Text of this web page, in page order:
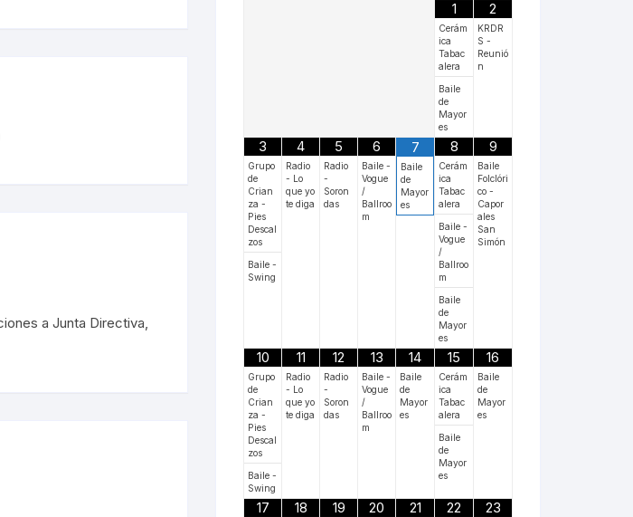
a Junta Directiva,
1
Cerám
ica
Tabac
alera
Baile
de
Mayor
es
2
KRDR
S -
Reunió
n
3
Grupo
de
Crian
za -
Pies
Descal
zos
Baile -
Swing
4
Radio
- Lo
que yo
te diga
5
Radio
-
Soron
das
6
Baile -
Vogue
/
Ballroo
m
7
Baile
de
Mayor
es
8
Cerám
ica
Tabac
alera
Baile -
Vogue
/
Ballroo
m
Baile
de
Mayor
es
9
Baile
Folclóri
co -
Capor
ales
San
Simón
10
Grupo
de
Crian
za -
Pies
Descal
zos
Baile -
Swing
11
Radio
- Lo
que yo
te diga
12
Radio
-
Soron
das
13
Baile -
Vogue
/
Ballroo
m
14
Baile
de
Mayor
es
15
Cerám
ica
Tabac
alera
Baile
de
Mayor
es
16
Baile
de
Mayor
es
17 18 19 20 21 22 23